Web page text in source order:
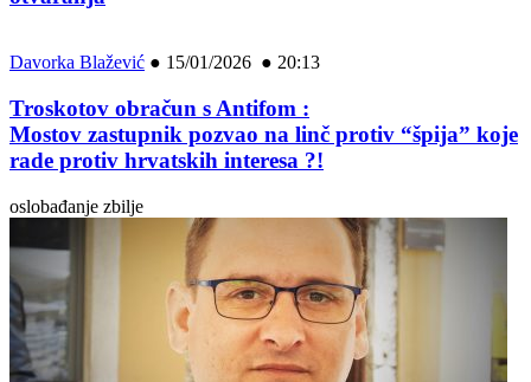
Davorka Blažević ● 15/01/2026 ● 20:13
Troskotov obračun s Antifom :
Mostov zastupnik pozvao na linč protiv “špija” koje
rade protiv hrvatskih interesa ?!
oslobađanje zbilje